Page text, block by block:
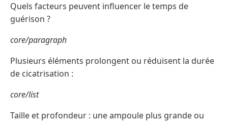
Quels facteurs peuvent influencer le temps de
guérison ?
core/paragraph
Plusieurs éléments prolongent ou réduisent la durée
de cicatrisation :
core/list
Taille et profondeur : une ampoule plus grande ou